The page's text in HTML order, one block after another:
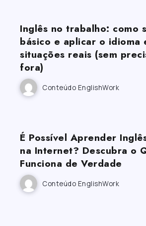
Inglês no trabalho: como
básico e aplicar o idioma
situações reais (sem
fora)
Conteúdo EnglishWork
É Possível Aprender
na Internet? Descubra o
Funciona de Verdade
Conteúdo EnglishWork